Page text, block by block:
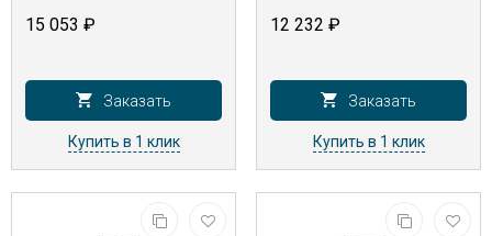
15 053 ₽
Заказать
Купить в 1 клик
12 232 ₽
Заказать
Купить в 1 клик